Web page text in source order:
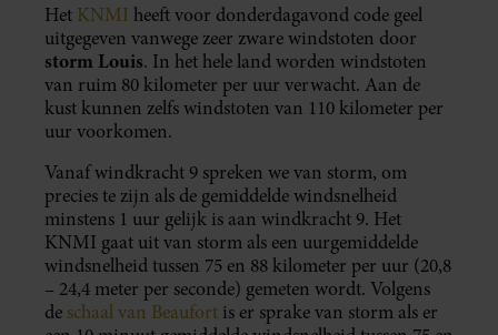
Het KNMI heeft voor donderdagavond code geel
uitgegeven vanwege zeer zware windstoten door
storm Louis. In het hele land worden windstoten
van ruim 80 kilometer per uur verwacht. Aan de
kust kunnen zelfs windstoten van 110 kilometer per
uur voorkomen.
Vanaf windkracht 9 spreken we van storm, om
precies te zijn als de gemiddelde windsnelheid
minstens 1 uur gelijk is aan windkracht 9. Het
KNMI gaat uit van storm als een uurgemiddelde
windsnelheid tussen 75 en 88 kilometer per uur (20,8
– 24,4 meter per seconde) gemeten wordt. Volgens
de schaal van Beaufort is er sprake van storm als er